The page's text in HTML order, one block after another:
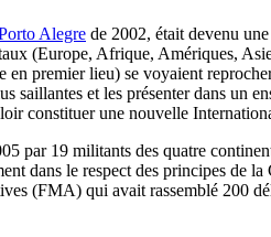
Alegre de 2002, était devenu
(Europe, Afrique, Amériques,
premier lieu) se voyaient
et les présenter dans un
constituer une nouvelle
par 19 militants des quatre
dans le respect des principes de
(FMA) qui avait rassemblé 200